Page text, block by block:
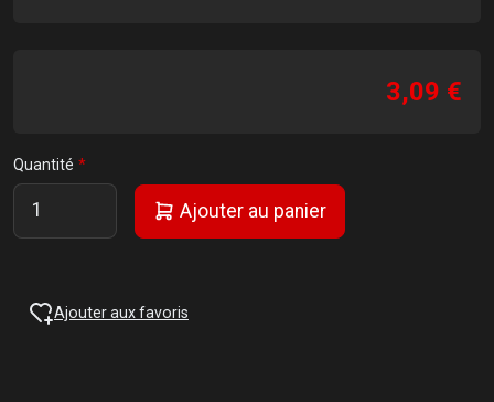
3,09 €
Quantité
Ajouter au panier
Ajouter aux favoris